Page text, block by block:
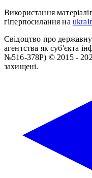
Використання
гіперпосилання на
Свідоцтво про
агентства як суб'єкта
№516-378Р) © 2015 -
захищені.